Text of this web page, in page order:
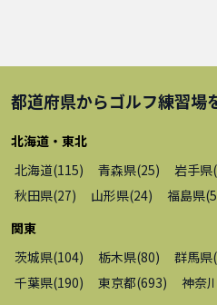
都道府県からゴルフ練習場
北海道・東北
北海道(115) 青森県(25) 岩手県(
秋田県(27) 山形県(24) 福島県(
関東
茨城県(104) 栃木県(80) 群馬県(
千葉県(190) 東京都(693) 神奈